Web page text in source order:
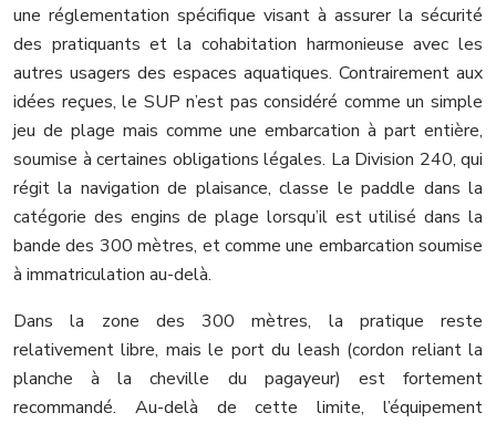
une réglementation spécifique visant à assurer la sécurité
des pratiquants et la cohabitation harmonieuse avec les
autres usagers des espaces aquatiques. Contrairement aux
idées reçues, le SUP n’est pas considéré comme un simple
jeu de plage mais comme une embarcation à part entière,
soumise à certaines obligations légales. La Division 240, qui
régit la navigation de plaisance, classe le paddle dans la
catégorie des engins de plage lorsqu’il est utilisé dans la
bande des 300 mètres, et comme une embarcation soumise
à immatriculation au-delà.
Dans la zone des 300 mètres, la pratique reste
relativement libre, mais le port du leash (cordon reliant la
planche à la cheville du pagayeur) est fortement
recommandé. Au-delà de cette limite, l’équipement